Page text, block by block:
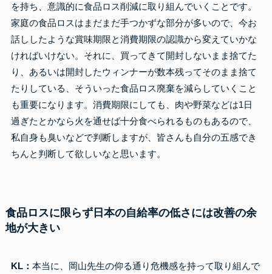
を持ち、意識的に食品ロス削減に取り組んでいくことです。
家庭の食品ロスはまだまだ手つかずな部分が多いので、今お
話ししたような賞味期限と消費期限の認識から変えていかな
ければいけない。それに、買ってきて開封しないまま捨てた
り、あるいは開封したウィンナーが数本残ってそのまま捨て
たりしている、そういった食品ロス廃棄を減らしていくこと
も重要になります。消費期限にしても、肉や野菜などは1日
過ぎたとかなら火を通せば十分食べられるものもあるので、
私自身も臭いなどで判断しますが、皆さんも自分の五感でき
ちんと判断して欲しいなと思います。
食品ロスに限らず日本の自給率の低さには改善の余
地が大きい
KL： 本当に、岡山先生の仰る通り危機感を持って取り組んで